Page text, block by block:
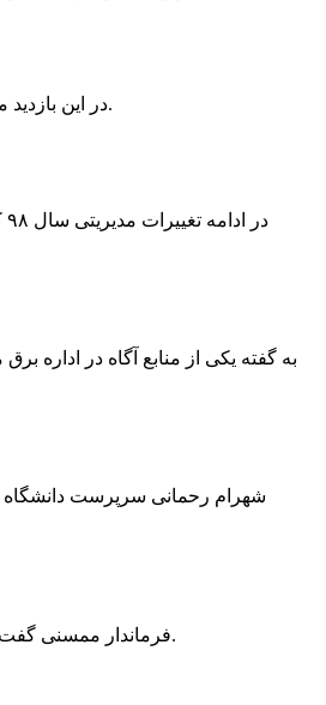
در این بازدید موارد نقص پروژه توسط عوامل فنی مشخص و جهت رفع نقص برای رسیدن به مرحله تجهیز کتابخانه به مهران ضرغامی واگذار گردید که در اسرع وقت کار تحویل گردد.
به گفته یکی از منابع آگاه در اداره
فرماندار ممسنی گفت : امروزه مردم ممسنی در ادارات شهرستان نیاز به کارشناس و خدمتگزار دارند و به اندازه کافی کلانتر در شهرستان وجود دارد پس کارشناسان از کلانتری پرهیز نمایند.